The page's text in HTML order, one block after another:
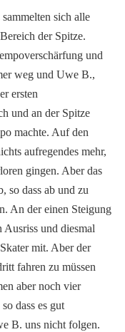
sich alle
der Spitze.
und
weg und Uwe B.,
ersten
und an der Spitze
machte. Auf den
aufregendes mehr,
gingen. Aber das
so dass ab und zu
An der einen Steigung
Ausriss und diesmal
mit. Aber der
fahren zu müssen
aber noch vier
dass es gut
B. uns nicht folgen.